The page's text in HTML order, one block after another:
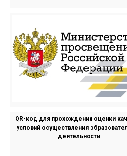
QR-код для прохождения оценки
условий осуществления
деятельности